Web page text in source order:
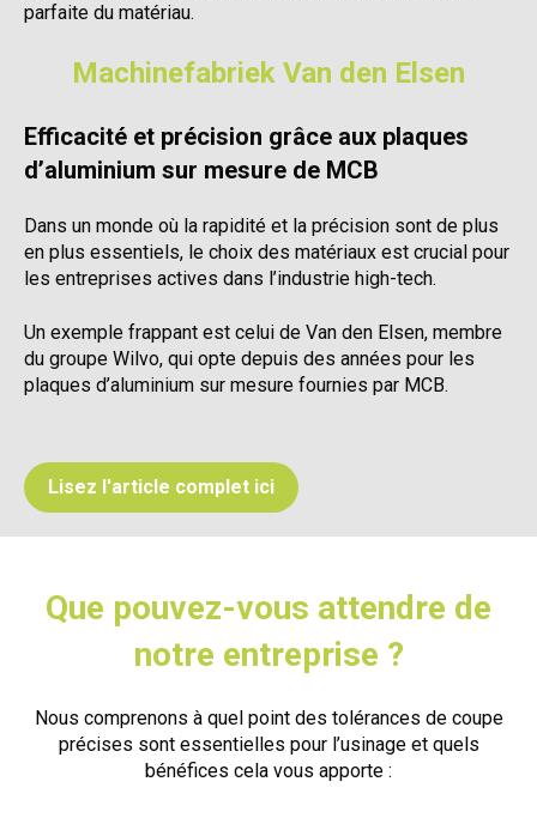
parfaite du matériau.
Machinefabriek Van den Elsen
Efficacité et précision grâce aux plaques
d’aluminium sur mesure de MCB
Dans un monde où la rapidité et la précision sont de plus
en plus essentiels, le choix des matériaux est crucial pour
les entreprises actives dans l’industrie high-tech.
Un exemple frappant est celui de Van den Elsen, membre
du groupe Wilvo, qui opte depuis des années pour les
plaques d’aluminium sur mesure fournies par MCB.
Lisez l'article complet ici
Que pouvez-vous attendre de
notre entreprise ?
Nous comprenons à quel point des tolérances de coupe
précises sont essentielles pour l’usinage et quels
bénéfices cela vous apporte :